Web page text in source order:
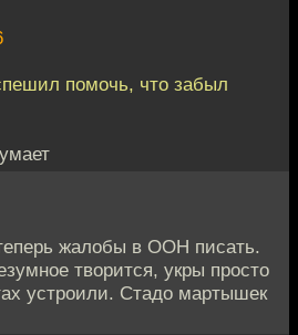
помочь, что забыл
жалобы в ООН писать.
творится, укры просто
устроили. Стадо мартышек